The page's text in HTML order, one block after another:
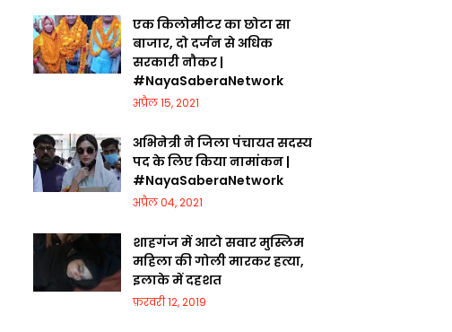
एक किलोमीटर का छोटा सा
बाजार, दो दर्जन से अधिक
सरकारी नौकर |
#NayaSaberaNetwork
अप्रैल 15, 2021
अभिनेत्री ने जिला पंचायत सदस्य
पद के लिए किया नामांकन |
#NayaSaberaNetwork
अप्रैल 04, 2021
शाहगंज में आटो सवार मुस्लिम
महिला की गोली मारकर हत्या,
इलाके में दहशत
फ़रवरी 12, 2019